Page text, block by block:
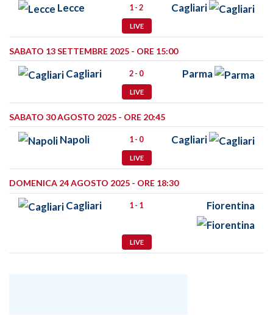
Lecce 1 - 2 Cagliari
LIVE
SABATO 13 SETTEMBRE 2025 - ORE 15:00
Cagliari 2 - 0 Parma
LIVE
SABATO 30 AGOSTO 2025 - ORE 20:45
Napoli 1 - 0 Cagliari
LIVE
DOMENICA 24 AGOSTO 2025 - ORE 18:30
Cagliari 1 - 1 Fiorentina
LIVE